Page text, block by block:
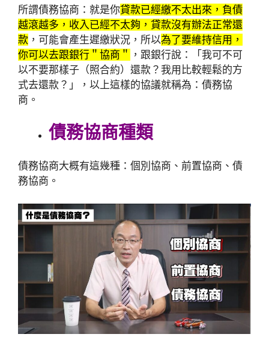
所謂債務協商：就是你貸款已經繳不太出來，負債
越滾越多，收入已經不太夠，貸款沒有辦法正常還
款 ，可能會產生遲繳狀況，所以為了要維持信用，
你可以去跟銀行＂協商＂ ，跟銀行說：「我可不可
以不要那樣子（照合約）還款？我用比較輕鬆的方
式去還款？」，以上這樣的協議就稱為：債務協
商。
債務協商種類
債務協商大概有這幾種：個別協商、前置協商、債
務協商。